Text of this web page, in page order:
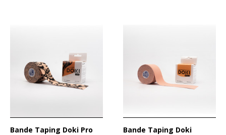
Bande Taping Doki Pro
Bande Taping Doki